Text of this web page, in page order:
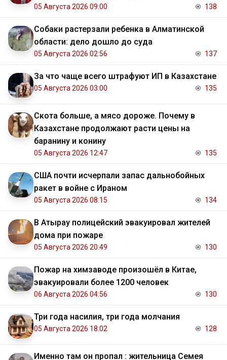
05 Августа 2026 09:00 138
Собаки растерзали ребенка в Алматинской
области: дело дошло до суда
05 Августа 2026 02:56 137
За что чаще всего штрафуют ИП в Казахстане
05 Августа 2026 03:00 135
Скота больше, а мясо дороже. Почему в
Казахстане продолжают расти цены на
баранину и конину
05 Августа 2026 12:47 135
США почти исчерпали запас дальнобойных
ракет в войне с Ираном
05 Августа 2026 08:15 134
В Атырау полицейский эвакуировал жителей
дома при пожаре
05 Августа 2026 20:49 130
Пожар на химзаводе произошёл в Китае,
эвакуировали более 1200 человек
06 Августа 2026 04:56 130
Три года насилия, три года молчания
05 Августа 2026 18:02 128
Именно там он пропал : жительница Семея